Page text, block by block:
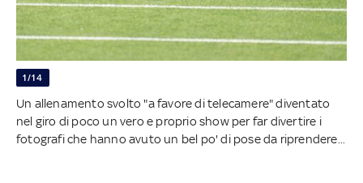
1/14
Un allenamento svolto "a favore di telecamere" diventato
nel giro di poco un vero e proprio show per far divertire i
fotografi che hanno avuto un bel po' di pose da riprendere...